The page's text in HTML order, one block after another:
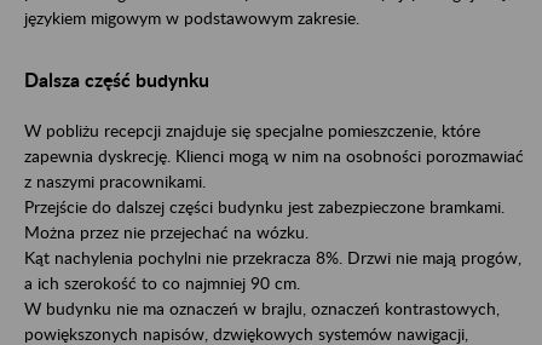
językiem migowym w podstawowym zakresie.
Dalsza część budynku
W pobliżu recepcji znajduje się specjalne pomieszczenie, które
zapewnia dyskrecję. Klienci mogą w nim na osobności porozmawiać
z naszymi pracownikami.
Przejście do dalszej części budynku jest zabezpieczone bramkami.
Można przez nie przejechać na wózku.
Kąt nachylenia pochylni nie przekracza 8%. Drzwi nie mają progów,
a ich szerokość to co najmniej 90 cm.
W budynku nie ma oznaczeń w brajlu, oznaczeń kontrastowych,
powiększonych napisów, dzwiękowych systemów nawigacji,